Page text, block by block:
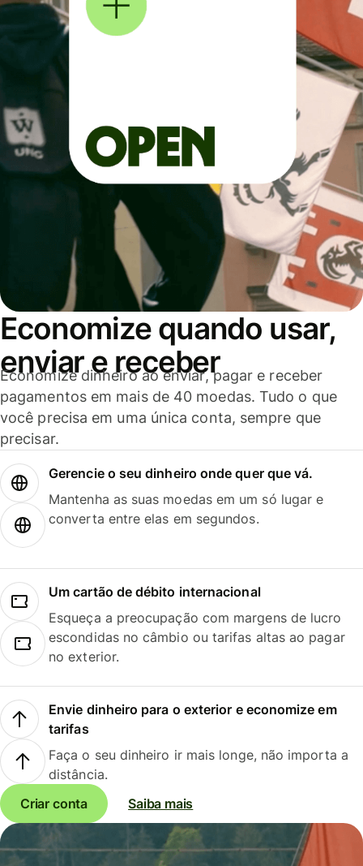
Economize quando usar,
enviar e receber
Economize dinheiro ao enviar, pagar e receber
pagamentos em mais de 40 moedas. Tudo o que
você precisa em uma única conta, sempre que
precisar.
Gerencie o seu dinheiro onde quer que vá.
Mantenha as suas moedas em um só lugar e
converta entre elas em segundos.
Um cartão de débito internacional
Esqueça a preocupação com margens de lucro
escondidas no câmbio ou tarifas altas ao pagar
no exterior.
Envie dinheiro para o exterior e economize em
tarifas
Faça o seu dinheiro ir mais longe, não importa a
distância.
Criar conta
Saiba mais